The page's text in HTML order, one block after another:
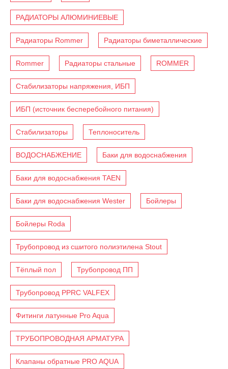
РАДИАТОРЫ АЛЮМИНИЕВЫЕ
Радиаторы Rommer Радиаторы биметаллические
Rommer Радиаторы стальные ROMMER
Стабилизаторы напряжения, ИБП
ИБП (источник бесперебойного питания)
Стабилизаторы Теплоноситель
ВОДОСНАБЖЕНИЕ Баки для водоснабжения
Баки для водоснабжения TAEN
Баки для водоснабжения Wester Бойлеры
Бойлеры Roda
Трубопровод из сшитого полиэтилена Stout
Тёплый пол Трубопровод ПП
Трубопровод PPRC VALFEX
Фитинги латунные Pro Aqua
ТРУБОПРОВОДНАЯ АРМАТУРА
Клапаны обратные PRO AQUA